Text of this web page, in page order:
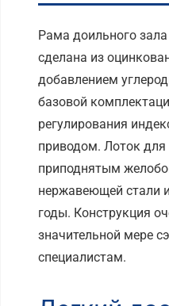
Рама доильного
сделана из
добавлением
базовой
регулирования
приводом. Лоток для
приподнятым
нержавеющей стали
годы. Конструкция
значительной мере
специалистам.